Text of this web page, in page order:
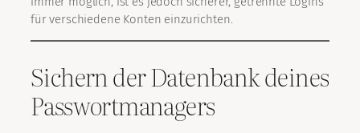
für verschiedene Konten einzurichten.
Sichern der Datenbank deines
Passwortmanagers